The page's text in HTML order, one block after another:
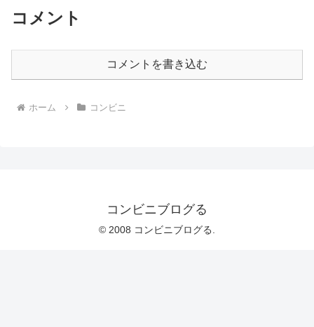
コメント
コメントを書き込む
ホーム コンビニ
コンビニブログる
© 2008 コンビニブログる.